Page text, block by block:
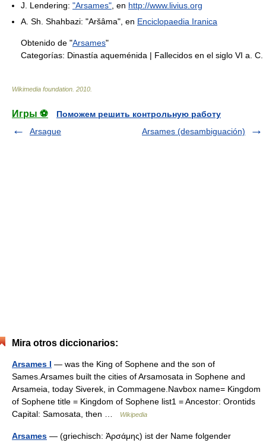
J. Lendering: "Arsames" , en http://www.livius.org
A. Sh. Shahbazi: "Aršâma", en Enciclopaedia Iranica
Obtenido de "Arsames"
Categorías: Dinastía aqueménida | Fallecidos en el siglo VI a. C.
Wikimedia foundation 2010
Игры ⚽
Поможем решить контрольную работу
Arsague
Arsames (desambiguación)
Mira otros diccionarios:
Arsames I — was the King of Sophene and the son of
Sames.Arsames built the cities of Arsamosata in Sophene and
Arsameia, today Siverek, in Commagene.Navbox name= Kingdom
of Sophene title = Kingdom of Sophene list1 = Ancestor: Orontids
Capital: Samosata, then …
Wikipedia
Arsames — (griechisch: Ἀρσάμης) ist der Name folgender